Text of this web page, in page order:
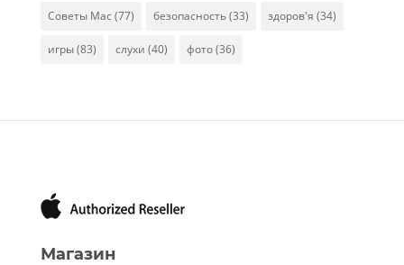
Советы Mac (77) безопасность(33) здоров'я (34)
игры(83) слухи (40) фото(36)
Магазин